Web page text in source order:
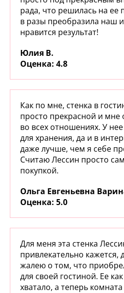
рада, что решилась на ее
в разы преобразила наш
нравится результат!
Юлия В.
: 4.8
Как по мне, стенка в
просто прекрасной и мне
во всех отношениях. У
для хранения, да и в
даже лучше, чем я себе
Считаю Лессин просто
покупкой.
Ольга Евгеньевна
: 5.0
Для меня эта стенка
привлекательно кажется,
жалею о том, что
для своей гостиной. Ее
хватало, а теперь